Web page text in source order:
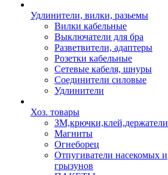
Удлинители, вилки, разьемы
Вилки кабельные
Выключатели для бра
Разветвители, адаптеры
Розетки кабельные
Сетевые кабеля, шнуры
Соединители силовые
Удлинители
Хоз. товары
ЗМ,крючки,клей,держатели
Магниты
Огнеборец
Отпугиватели насекомых и
грызунов